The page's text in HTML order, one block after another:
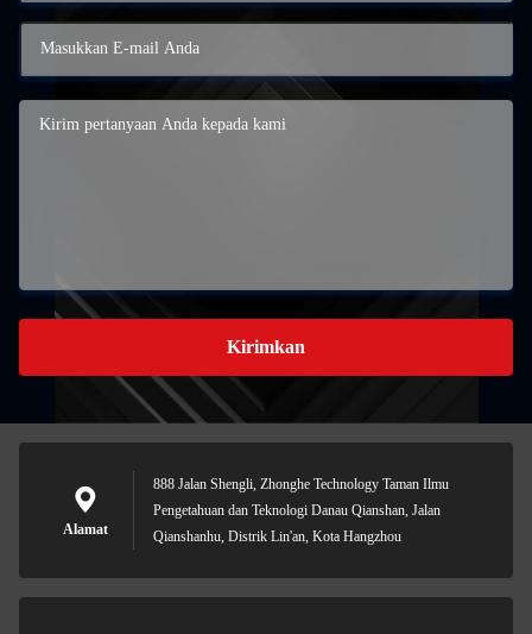
Kirimkan
Alamat
888 Jalan Shengli, Zhonghe Technology Taman Ilmu
Pengetahuan dan Teknologi Danau Qianshan, Jalan
Qianshanhu, Distrik Lin'an, Kota Hangzhou